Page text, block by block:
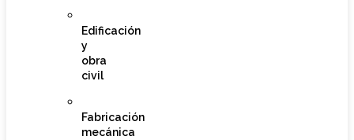
Edificación
y
obra
civil
Fabricación
mecánica